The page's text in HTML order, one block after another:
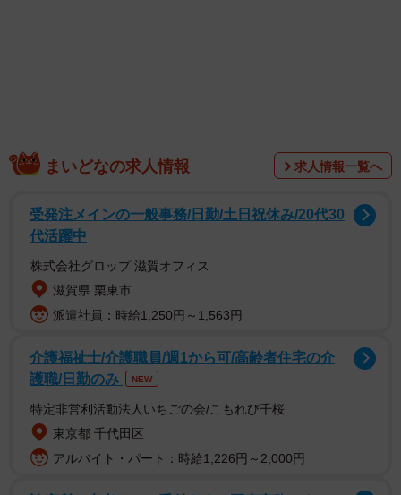
★★★★★）
「肉や薪から出る油分」も煙の中には含まれているので、
油汚れに強いアルカリ性の洗剤でつけ置きするのが良いそ
う。通常の洗濯では落としにくい臭いや汚れも、以下の3ス
1）43℃程のお湯を張った洗面器やバケツなどに、アルカリ
性洗剤を溶かす。
2）30分〜1時間つけ置きする。
3)通常の方法で洗濯する。
※衣類を浸す際は、洗剤液が繊維の奥まで行き渡るように
まいどなの求人情報 求人情報一覧へ
受発注メインの一般事務/日勤/土日祝休み/20代30
代活躍中
株式会社グロップ 滋賀オフィス
滋賀県 栗東市
派遣社員：時給1,250円～1,563円
介護福祉士/介護職員/週1から可/高齢者住宅の介
護職/日勤のみ
NEW
特定非営利活動法人いちごの会/こもれび千桜
東京都 千代田区
アルバイト・パート：時給1,226円～2,000円